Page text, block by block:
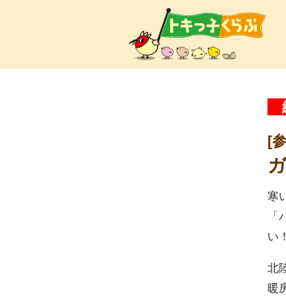
[
寒
い
北
暖